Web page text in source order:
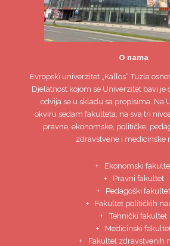
O nama
Evropski univerzitet„Kallos“ Tuzla
Djelatnost kojom se Univerzitet bavi je
odvija se u skladu sa propisima. Na
okviru sedam fakulteta, na sva tri
pravne, ekonomske, političke,
zdravstvene i medicinske
Ekonomski
Pravni fakultet
Pedagoški fakultet
Fakultet političkih
Tehnički fakultet
Medicinski
Fakultet zdravstvenih